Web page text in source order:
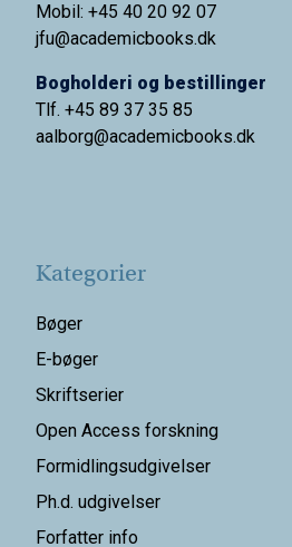
Mobil: +45 40 20 92 07
jfu@academicbooks.dk
Bogholderi og bestillinger
Tlf. +45 89 37 35 85
aalborg@academicbooks.dk
Kategorier
Bøger
E-bøger
Skriftserier
Open Access forskning
Formidlingsudgivelser
Ph.d. udgivelser
Forfatter info